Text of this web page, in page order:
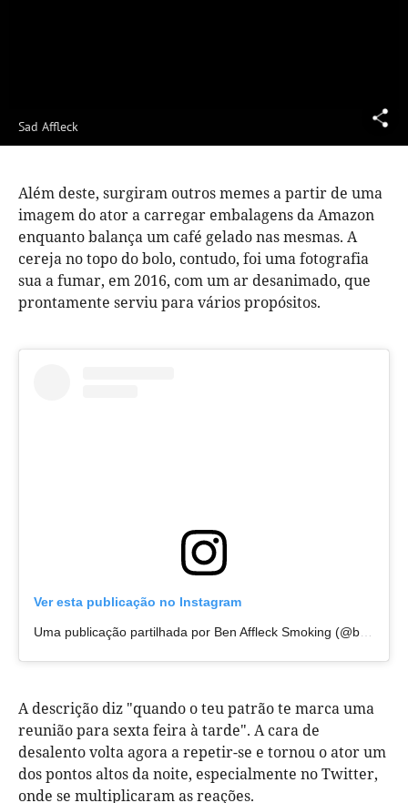
Sad Affleck
Além deste, surgiram outros memes a partir de uma
imagem do ator a carregar embalagens da Amazon
enquanto balança um café gelado nas mesmas. A
cereja no topo do bolo, contudo, foi uma fotografia
sua a fumar, em 2016, com um ar desanimado, que
prontamente serviu para vários propósitos.
Ver esta publicação no Instagram
Uma publicação partilhada por Ben Affleck Smoking (@ben.affleck.smoking)
A descrição diz "quando o teu patrão te marca uma
reunião para sexta feira à tarde". A cara de
desalento volta agora a repetir-se e tornou o ator um
dos pontos altos da noite, especialmente no Twitter,
onde se multiplicaram as reações.